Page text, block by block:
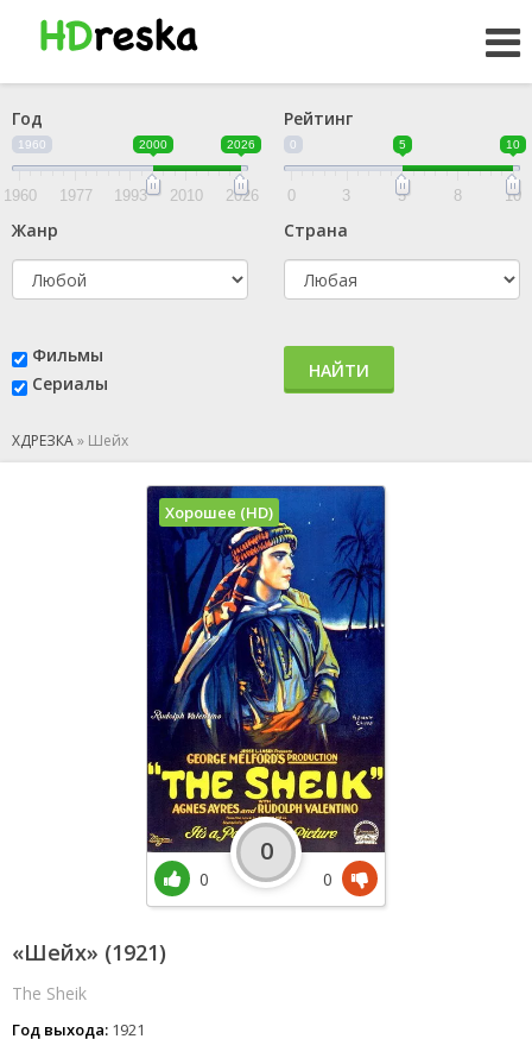
Год
1960 2000 2026
1960 1977 1993 2010 2026
Рейтинг
0 5 10
0 3 5 8 10
Жанр Страна
Фильмы
Сериалы
НАЙТИ
ХДРЕЗКА» Шейх
«Шейх» (1921)
The Sheik
Год выхода: 1921
Хорошее (HD)
0
0
0